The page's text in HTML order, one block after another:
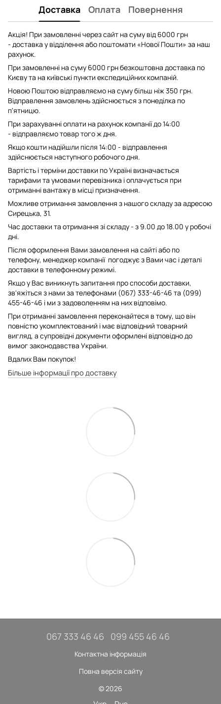
Доставка Оплата Повернення
Акція! При замовленні через сайт на суму від 6000 грн
- доставка у відділення або поштомати «Нової Пошти» за наш
рахунок.
При замовленні на суму 6000 грн безкоштовна доставка по
Києву та на київські пункти експедиційних компаній.
Новою Поштою відправляємо на суму більш ніж 350 грн.
Відправлення замовлень здійснюється з понеділка по
п'ятницю.
При зарахуванні оплати на рахунок компанії до 14:00
- відправляємо товар того ж дня.
Якщо кошти надійшли після 14:00 - відправлення
здійснюється наступного робочого дня.
Вартість і терміни доставки по Україні визначається
тарифами та умовами перевізника і оплачується при
отриманні вантажу в місці призначення.
Можливе отримання замовлення з нашого складу за адресою
Сирецька, 31.
Час доставки та отримання зі складу - з 9.00 до 18.00 у робочі
дні.
Після оформлення Вами замовлення на сайті або по
телефону, менеджер компанії погоджує з Вами час і деталі
доставки в телефонному режимі.
Якщо у Вас виникнуть запитання про способи доставки,
зв'яжіться з нами за телефонами (067) 333-46-46 та (099)
455-46-46 і ми з задоволенням на них відповімо.
При отриманні замовлення переконайтеся в тому, що він
повністю укомплектований і має відповідний товарний
вигляд, а супровідні документи оформлені відповідно до
вимог законодавства України.
Вдалих Вам покупок!
Більше інформації про доставку
067 333 46 46 099 455 46 46
Контактна інформація
Повна версія сайту
© 2026